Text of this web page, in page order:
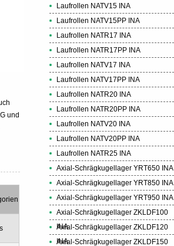
und
Laufrollen NATV15 INA
Laufrollen NATV15PP INA
Laufrollen NATR17 INA
Laufrollen NATR17PP INA
Laufrollen NATV17 INA
Laufrollen NATV17PP INA
Laufrollen NATR20 INA
Laufrollen NATR20PP INA
Laufrollen NATV20 INA
Laufrollen NATV20PP INA
Laufrollen NATR25 INA
Axial-Schrägkugellager YRT650 INA
Axial-Schrägkugellager YRT850 INA
Axial-Schrägkugellager YRT950 INA
Axial-Schrägkugellager ZKLDF100
INA
Axial-Schrägkugellager ZKLDF120
INA
Axial-Schrägkugellager ZKLDF150